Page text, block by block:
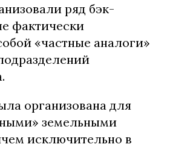
ряд бэк-
фактически
«частные аналоги»
организована для
земельными
исключительно в